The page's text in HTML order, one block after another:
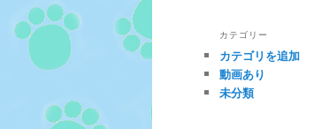
カテゴリー
カテゴリを追加
動画あり
未分類